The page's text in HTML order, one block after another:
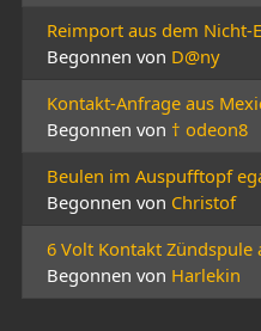
Reimport aus dem Nicht-
Begonnen von D@ny
Kontakt-Anfrage aus
Begonnen von † odeon8
Beulen im Auspufftopf
Begonnen von Christof
6 Volt Kontakt Zündspule
Begonnen von Harlekin